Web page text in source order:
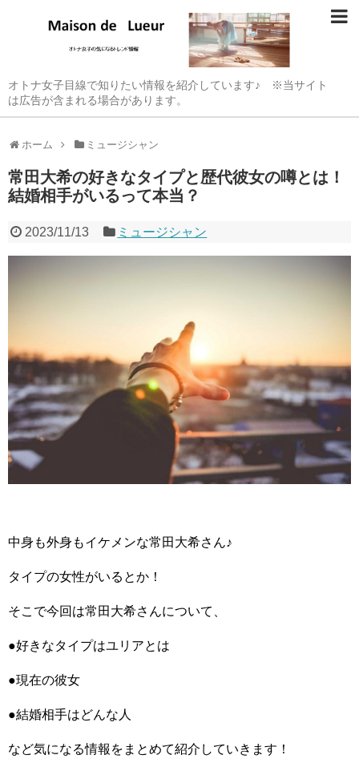
オトナ女子目線で知りたい情報を紹介しています♪ ※当サイト
は広告が含まれる場合があります。
ホーム ミュージシャン
常田大希の好きなタイプと歴代彼女の噂とは！
結婚相手がいるって本当？
2023/11/13 ミュージシャン
中身も外身もイケメンな常田大希さん♪
タイプの女性がいるとか！
そこで今回は常田大希さんについて、
●好きなタイプはユリアとは
●現在の彼女
●結婚相手はどんな人
など気になる情報をまとめて紹介していきます！